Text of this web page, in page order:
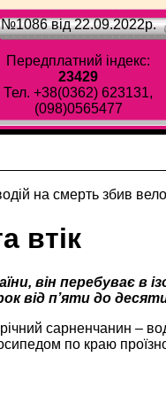
№1086 від 22.09.2022p.
Передплатний індекс:
23429
Тел. +38(0362) 623131,
(098)0565477
втік
він перебуває в
від п’яти до десяти
сарненчанин –
по краю